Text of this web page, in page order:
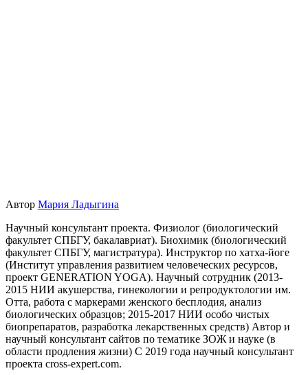
Автор Мария Ладыгина
Научный консультант проекта. Физиолог (биологический
факультет СПБГУ, бакалавриат). Биохимик (биологический
факультет СПБГУ, магистратура). Инструктор по хатха-йоге
(Институт управления развитием человеческих ресурсов,
проект GENERATION YOGA). Научный сотрудник (2013-
2015 НИИ акушерства, гинекологии и репродуктологии им.
Отта, работа с маркерами женского бесплодия, анализ
биологических образцов; 2015-2017 НИИ особо чистых
биопрепаратов, разработка лекарственных средств) Автор и
научный консультант сайтов по тематике ЗОЖ и науке (в
области продления жизни) C 2019 года научный консультант
проекта cross-expert.com.